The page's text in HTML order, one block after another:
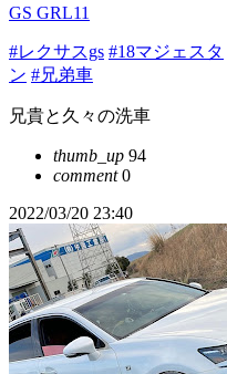
GS GRL11
#レクサスgs #18マジェスタ
ン #兄弟車
兄貴と久々の洗車
thumb_up 94
comment0
2022/03/20 23:40